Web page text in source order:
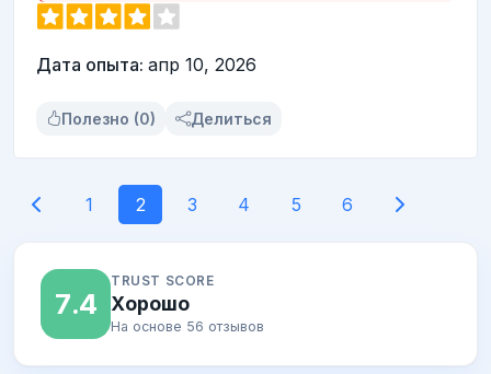
Дата опыта: апр 10, 2026
Полезно (0) Делиться
1 2 3 4 5 6
7.4
TRUST SCORE
Хорошо
На основе 56 отзывов